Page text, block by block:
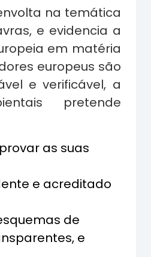
na temática
e evidencia a
em matéria
europeus são
e verificável, a
pretende
as suas
e acreditado
de
e